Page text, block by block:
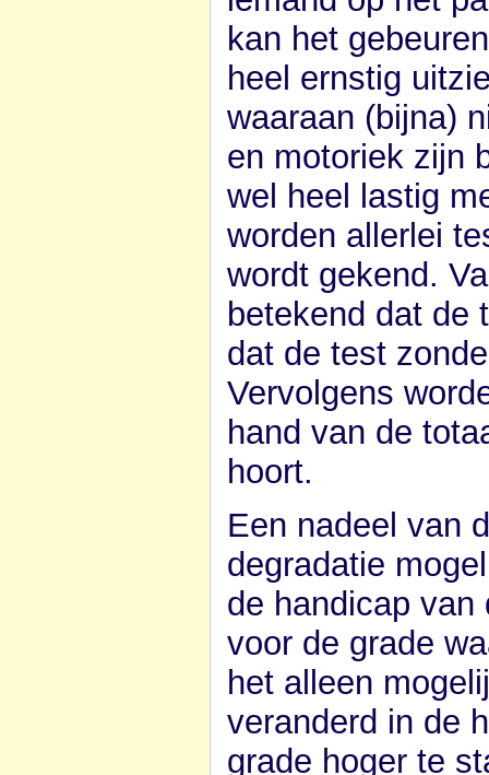
kan het
heel ernstig
waaraan (bijna)
en motoriek zijn
wel heel lastig
worden allerlei
wordt gekend.
betekend dat de
dat de test
Vervolgens
hand van de
hoort.
Een nadeel van
degradatie
de handicap van
voor de grade
het alleen
veranderd in de
grade hoger te